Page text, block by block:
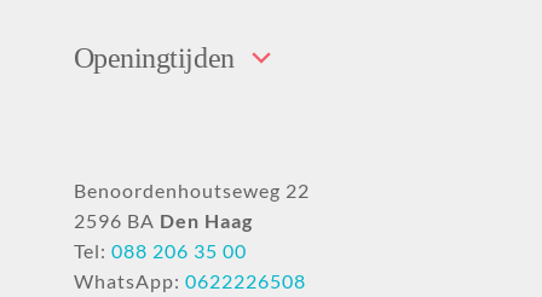
Openingtijden
Benoordenhoutseweg 22
2596 BA Den Haag
Tel: 088 206 35 00
WhatsApp: 0622226508